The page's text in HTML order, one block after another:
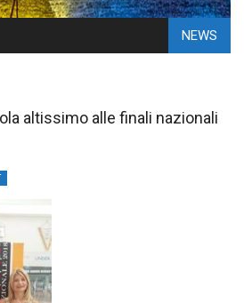
NEWS
altissimo alle finali nazionali